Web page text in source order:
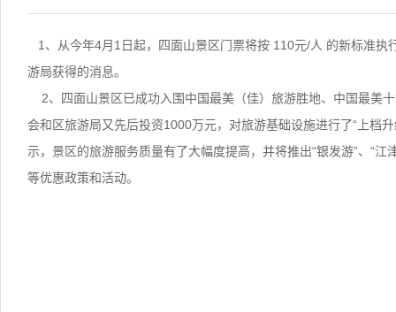
1、从今年4月1日起，四面山景区门票将按 110元/人 的新标准执
游局获得的消息。
2、四面山景区已成功入围中国最美（佳）旅游胜地、中国最美
会和区旅游局又先后投资1000万元，对旅游基础设施进行了“上档
示，景区的旅游服务质量有了大幅度提高，并将推出“银发游”、“江
等优惠政策和活动。